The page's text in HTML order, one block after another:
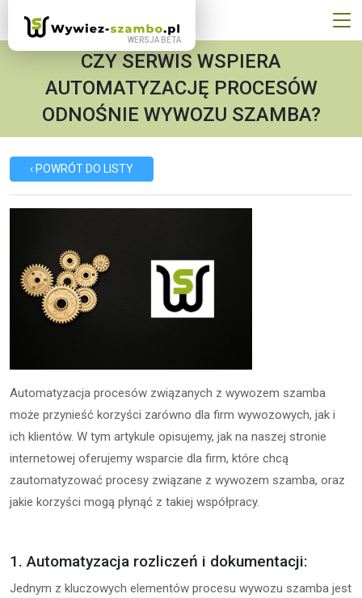
CZY SERWIS WSPIERA
AUTOMATYZACJĘ PROCESÓW
ODNOŚNIE WYWOZU SZAMBA?
‹ POWRÓT DO LISTY
Automatyzacja procesów związanych z wywozem szamba
może przynieść korzyści zarówno dla firm wywozowych, jak i
ich klientów. W tym artykule opisujemy, jak na naszej stronie
internetowej oferujemy wsparcie dla firm, które chcą
zautomatyzować procesy związane z wywozem szamba, oraz
jakie korzyści mogą płynąć z takiej współpracy.
1. Automatyzacja rozliczeń i dokumentacji:
Jednym z kluczowych elementów procesu wywozu szamba jest